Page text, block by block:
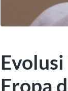
Eropa